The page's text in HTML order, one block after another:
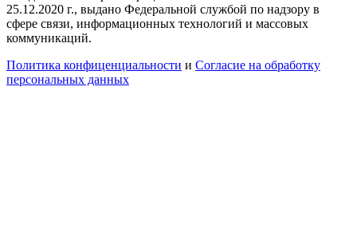
25.12.2020 г., выдано Федеральной службой по надзору в
сфере связи, информационных технологий и массовых
коммуникаций.
Политика конфиценциальности и Согласие на обработку
персональных данных